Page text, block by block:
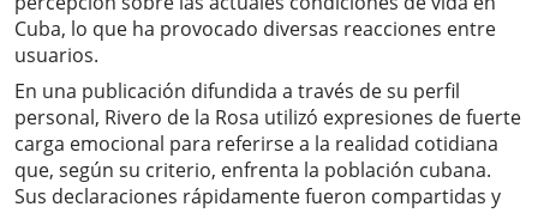
Cuba, lo que ha provocado diversas reacciones entre
usuarios.
En una publicación difundida a través de su perfil
personal, Rivero de la Rosa utilizó expresiones de fuerte
carga emocional para referirse a la realidad cotidiana
que, según su criterio, enfrenta la población cubana.
Sus declaraciones rápidamente fueron compartidas y